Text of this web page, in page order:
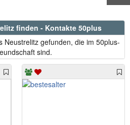
finden - Kontakte 50plus
Neustrelitz gefunden, die im 50plus-
sind.